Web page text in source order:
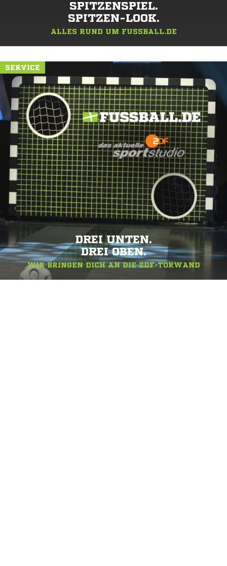
SPITZENSPIEL.
SPITZEN-LOOK.
ALLES RUND UM FUSSBALL.DE
SERVICE
DREI UNTEN.
DREI OBEN.
WIR BRINGEN DICH AN DIE ZDF-TORWAND